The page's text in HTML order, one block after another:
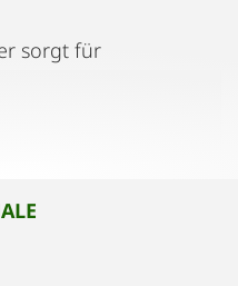
sorgt für